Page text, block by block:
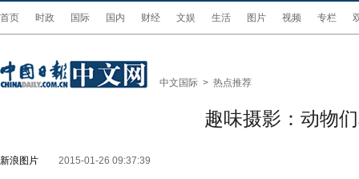
首页 时政 国际 国内 财经 文娱 生活 图片 视频 专栏
中文国际 > 热点推荐
趣味摄影：动物
新浪图片 2015-01-26 09:37:39